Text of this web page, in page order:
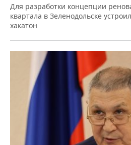
Для разработки концепции
квартала в Зеленодольске
хакатон